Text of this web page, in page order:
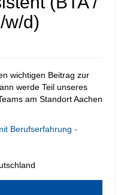
w/d)
wichtigen Beitrag zur
werde Teil unseres
am Standort Aachen
Berufserfahrung -